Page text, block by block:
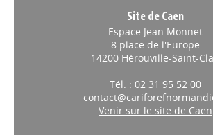
Site de Caen
Espace Jean Monnet
8 place de l'Europe
14200 Hérouville-Saint-
Tél. : 02 31 95 52 00
Venir sur le site de Caen